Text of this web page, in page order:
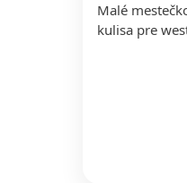
Malé
kulisa pre